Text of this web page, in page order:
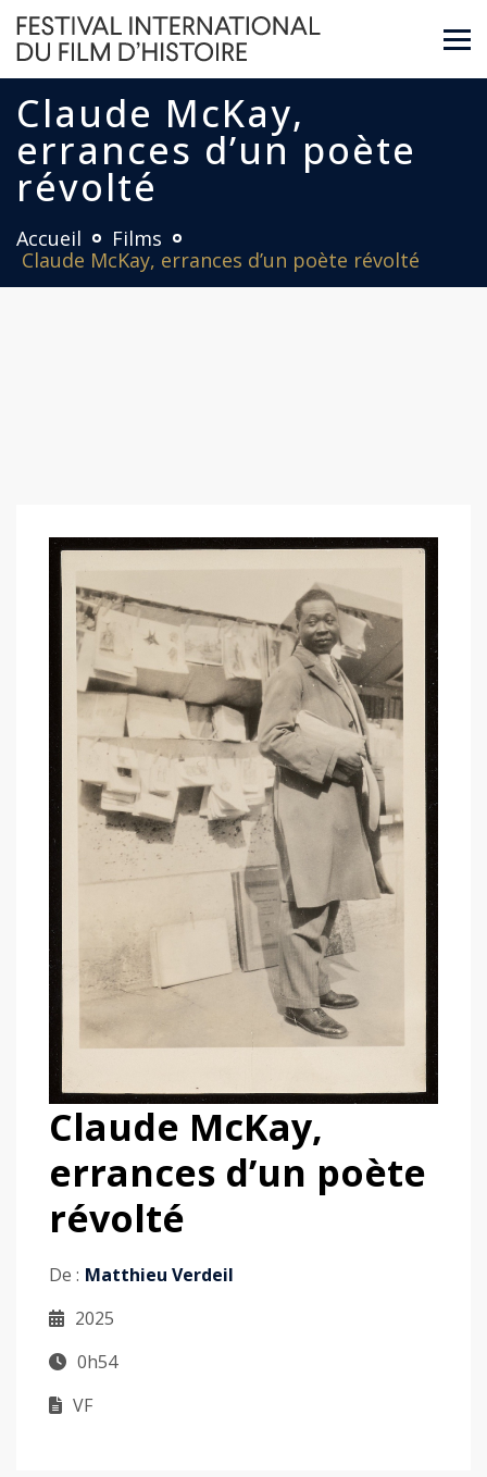
Claude McKay,
errances d’un poète
révolté
Accueil
Films
Claude McKay, errances d’un poète révolté
Claude McKay,
errances d’un poète
révolté
De : Matthieu Verdeil
2025
0h54
VF